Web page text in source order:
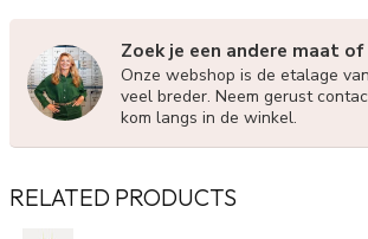
Zoek je een andere maat of
Onze webshop is de etalage
veel breder. Neem gerust
kom langs in de winkel.
RELATED PRODUCTS